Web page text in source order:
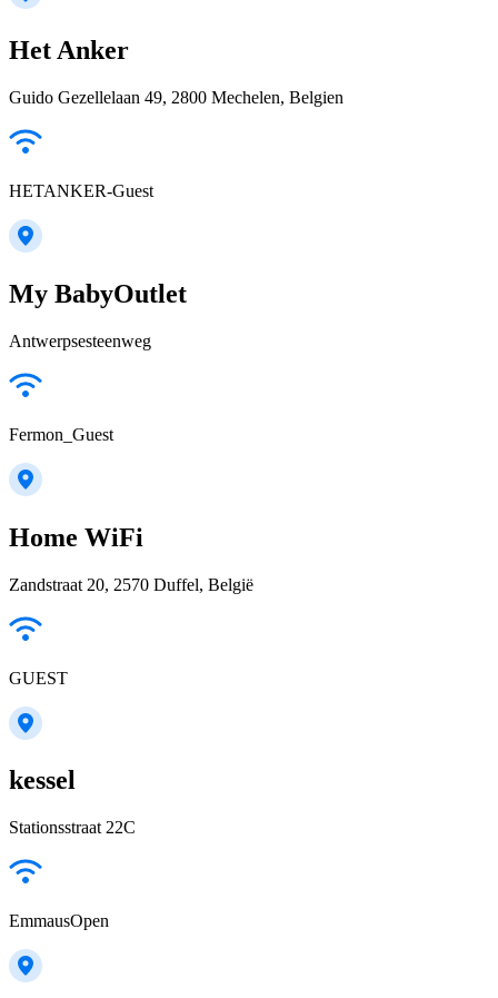
Het Anker
Guido Gezellelaan 49, 2800 Mechelen, Belgien
HETANKER-Guest
My BabyOutlet
Antwerpsesteenweg
Fermon_Guest
Home WiFi
Zandstraat 20, 2570 Duffel, België
GUEST
kessel
Stationsstraat 22C
EmmausOpen